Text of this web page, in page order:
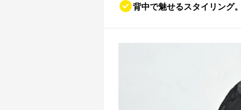
背中で魅せるスタイリング